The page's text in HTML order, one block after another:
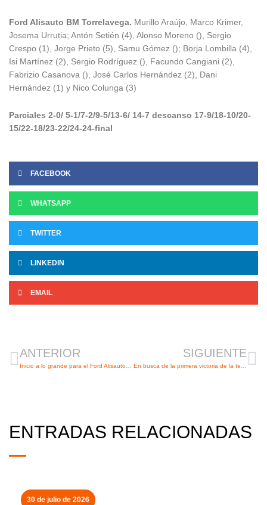
Ford Alisauto BM Torrelavega. Murillo Araújo, Marco Krimer,
Josema Urrutia; Antón Setién (4), Alonso Moreno (), Sergio
Crespo (1), Jorge Prieto (5), Samu Gómez (); Borja Lombilla (4),
Isi Martínez (2), Sergio Rodríguez (), Facundo Cangiani (2),
Fabrizio Casanova (), José Carlos Hernández (2), Dani
Hernández (1) y Nico Colunga (3)
Parciales 2-0/ 5-1/7-2/9-5/13-6/ 14-7 descanso 17-9/18-10/20-
15/22-18/23-22/24-24-final
FACEBOOK
WHATSAPP
TWITTER
LINKEDIN
EMAIL
ANTERIOR SIGUIENTE
ENTRADAS RELACIONADAS
30 de julio de 2026